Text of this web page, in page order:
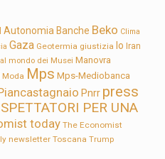
Autonomia Banche Beko Clima
Gaza Geotermia giustizia Io Iran
mondo dei Musei Manovra
Moda Mps Mps-Mediobanca
Pnrr press
SPETTATORI PER UNA
today The Economist
newsletter Toscana Trump